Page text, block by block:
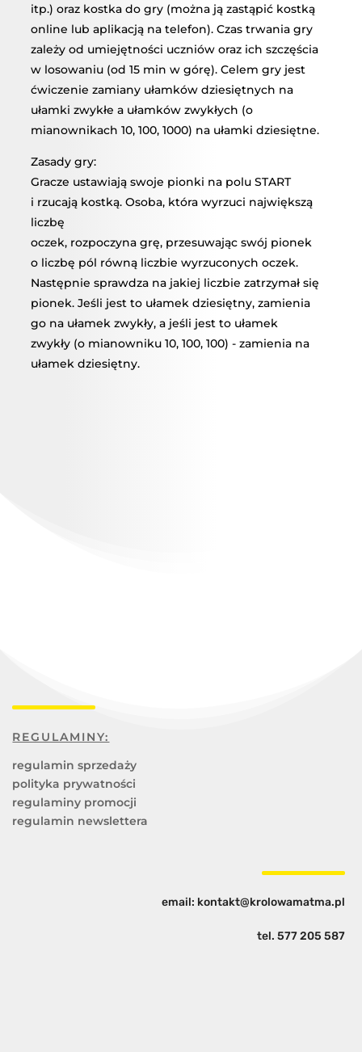
itp.) oraz kostka do gry (można ją zastąpić kostką
online lub aplikacją na telefon). Czas trwania gry
zależy od umiejętności uczniów oraz ich szczęścia
w losowaniu (od 15 min w górę). Celem gry jest
ćwiczenie zamiany ułamków dziesiętnych na
ułamki zwykłe a ułamków zwykłych (o
mianownikach 10, 100, 1000) na ułamki dziesiętne.
Zasady gry:
Gracze ustawiają swoje pionki na polu START
i rzucają kostką. Osoba, która wyrzuci największą
liczbę
oczek, rozpoczyna grę, przesuwając swój pionek
o liczbę pól równą liczbie wyrzuconych oczek.
Następnie sprawdza na jakiej liczbie zatrzymał się
pionek. Jeśli jest to ułamek dziesiętny, zamienia
go na ułamek zwykły, a jeśli jest to ułamek
zwykły (o mianowniku 10, 100, 100) - zamienia na
ułamek dziesiętny.
REGULAMINY:
regulamin sprzedaży
polityka prywatności
regulaminy promocji
regulamin newslettera
email: kontakt@krolowamatma.pl
tel. 577 205 587